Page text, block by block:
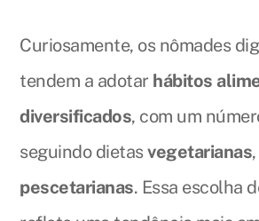
Curiosamente, os nômades
tendem a adotar hábitos
diversificados, com um
seguindo dietasvegetarianas
pescetarianas. Essa escolha